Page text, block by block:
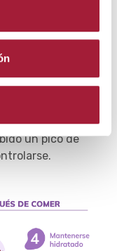
este
de otros
falta de energía,
la diabetes
un pico de